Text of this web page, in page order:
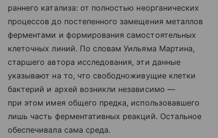
раннего катализа: от полностью неорганических
процессов до постепенного замещения металлов
ферментами и формирования самостоятельных
клеточных линий. По словам Уильяма Мартина,
старшего автора исследования, эти данные
указывают на то, что свободноживущие клетки
бактерий и архей возникли независимо —
при этом имея общего предка, использовавшего
лишь часть ферментативных реакций. Остальное
обеспечивала сама среда.